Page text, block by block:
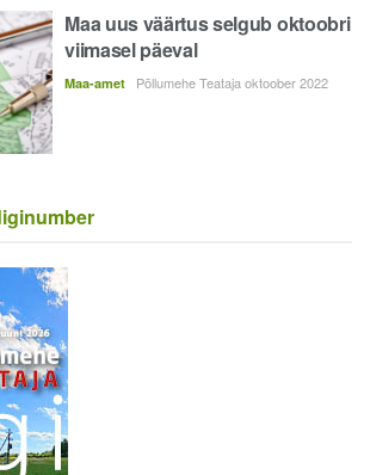
Maa uus väärtus selgub oktoobri
viimasel päeval
Maa-amet Põllumehe Teataja oktoober 2022